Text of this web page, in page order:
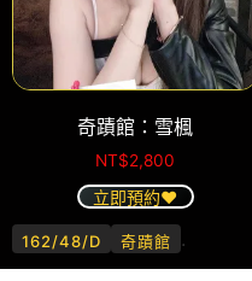
奇蹟館：雪楓
NT$2,800
立即預約❤️
162/48/D 奇蹟館 .